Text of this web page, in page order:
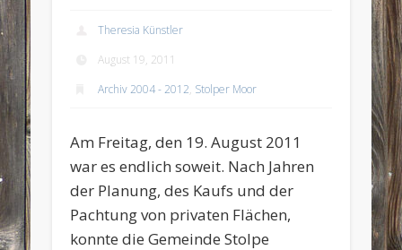
Theresia Künstler
August 19, 2011
Archiv 2004 - 2012, Stolper Moor
Am Freitag, den 19. August 2011
war es endlich soweit. Nach Jahren
der Planung, des Kaufs und der
Pachtung von privaten Flächen,
konnte die Gemeinde Stolpe